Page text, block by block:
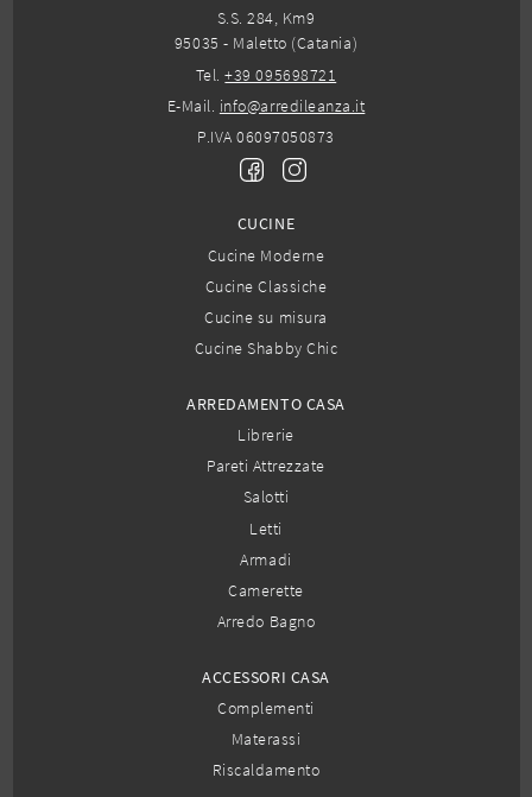
S.S. 284, Km9
95035 - Maletto (Catania)
Tel.+39 095698721
E-Mail. info@arredileanza.it
P.IVA 06097050873
CUCINE
Cucine Moderne
Cucine Classiche
Cucine su misura
Cucine Shabby Chic
ARREDAMENTO CASA
Librerie
Pareti Attrezzate
Salotti
Letti
Armadi
Camerette
Arredo Bagno
ACCESSORI CASA
Complementi
Materassi
Riscaldamento